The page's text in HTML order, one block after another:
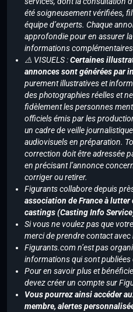
été soigneusement vérifiées,
équipe d’experts. Chaque
approfondie pour en assurer
informations
⚠️ VISUELS :Certaines
annonces sont générées par
purement illustratives et
des photographies réelles et
fidèlement les personnes
officiels émis par les
un cadre de veille
audiovisuels en préparation.
correction doit être adressée
en précisant l’annonce
corriger ou retirer.
Figurants collabore depuis
association de France à lutter
castings (Casting Info
Si vous ne voulez pas que
merci de prendre contact avec
Figurants.com n’est pas
informations qui sont publiées
Pour en savoir plus et
devez créer un compte sur
Vous pourrez ainsi accéder
membre, alertes